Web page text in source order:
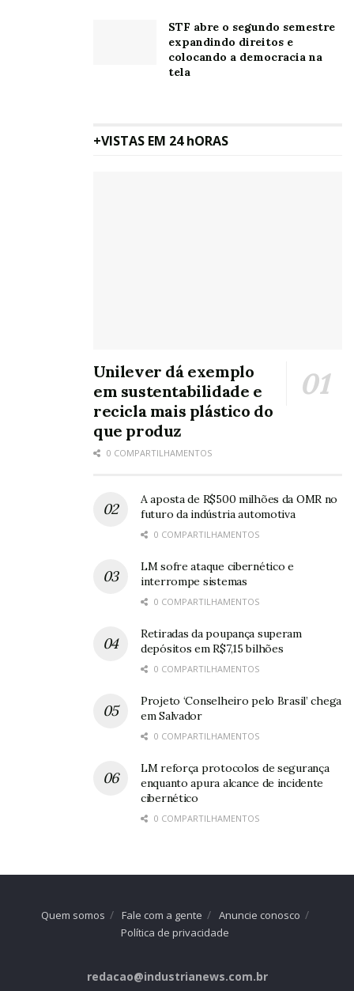
STF abre o segundo semestre
expandindo direitos e
colocando a democracia na
tela
+VISTAS EM 24 hORAS
Unilever dá exemplo
em sustentabilidade e
recicla mais plástico do
que produz
0 COMPARTILHAMENTOS
A aposta de R$500 milhões da OMR no
futuro da indústria automotiva
0 COMPARTILHAMENTOS
LM sofre ataque cibernético e
interrompe sistemas
0 COMPARTILHAMENTOS
Retiradas da poupança superam
depósitos em R$7,15 bilhões
0 COMPARTILHAMENTOS
Projeto ‘Conselheiro pelo Brasil’ chega
em Salvador
0 COMPARTILHAMENTOS
LM reforça protocolos de segurança
enquanto apura alcance de incidente
cibernético
0 COMPARTILHAMENTOS
Quem somos Fale com a gente
Anuncie conosco
Política de privacidade
redacao@industrianews.com.br